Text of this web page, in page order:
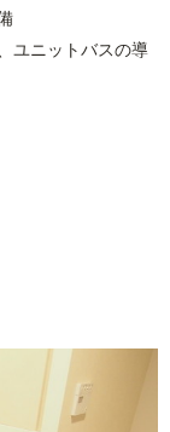
ユニットバスの導